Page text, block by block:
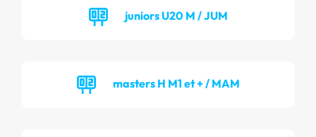
juniors U20 M / JUM
masters H M1 et + / MAM